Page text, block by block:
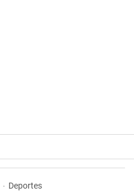
Deportes